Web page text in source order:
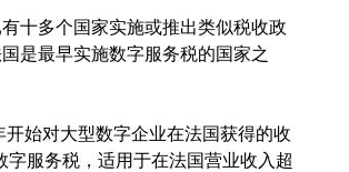
十多个国家实施或推出类似税收政
是最早实施数字服务税的国家之
开始对大型数字企业在法国获得的收
字服务税，适用于在法国营业收入超